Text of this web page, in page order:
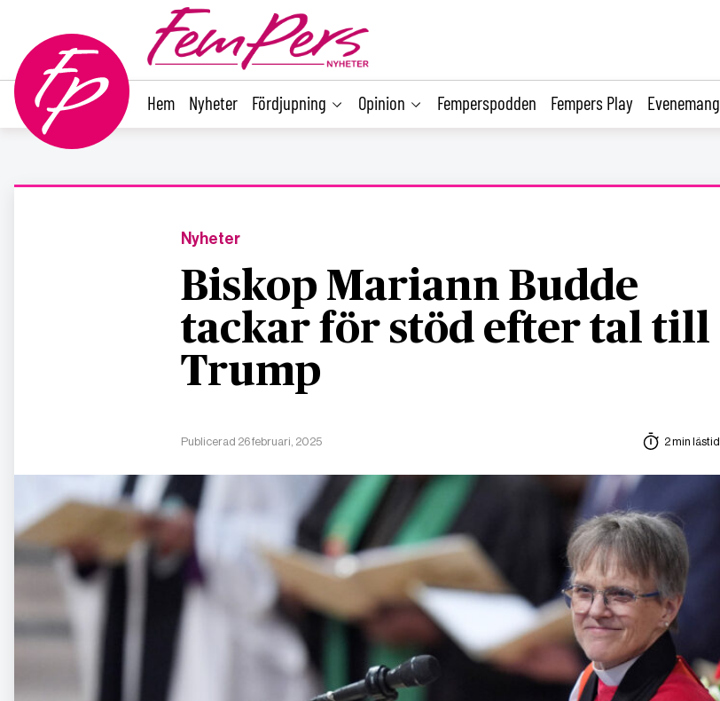
Hem Nyheter Fördjupning Opinion Femperspodden Fempers Play Evenemang
Nyheter
Biskop Mariann Budde
tackar för stöd efter tal till
Trump
Publicerad 26 februari, 2025 2 min lästid